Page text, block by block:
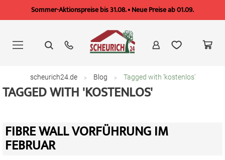
Sommer-Aktionspreise bis 31.08. • Neue Preise ab 01.09.
springen
scheurich24.de Blog Tagged with 'kostenlos'
TAGGED WITH 'KOSTENLOS'
FIBRE WALL VORFÜHRUNG IM
FEBRUAR